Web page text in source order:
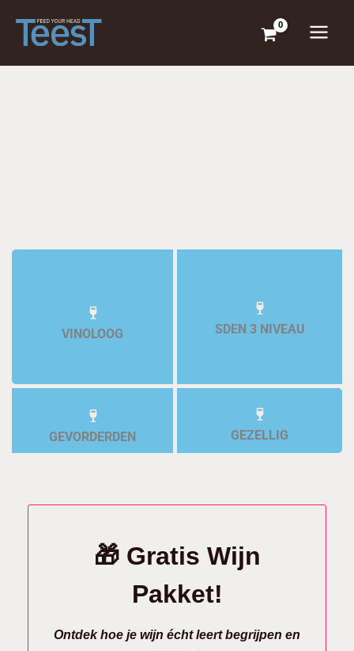
naar
inhoud
VINOLOOG SDEN 3 NIVEAU
GEVORDERDEN GEZELLIG